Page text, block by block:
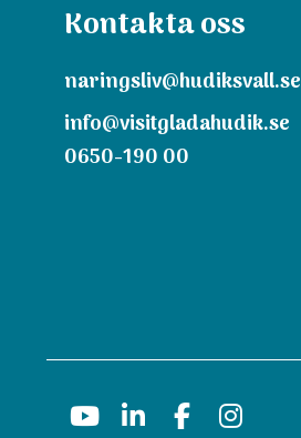
Kontakta oss
naringsliv@hudiksvall.se
info@visitgladahudik.se
0650-190 00